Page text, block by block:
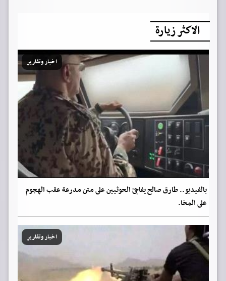
الاكثر زيارة
اخبار وتقارير
بالفيديو.. طارق صالح يفاجئ الحوثيين على متن مدرعة عقب الهجوم
على المخا.
اخبار وتقارير